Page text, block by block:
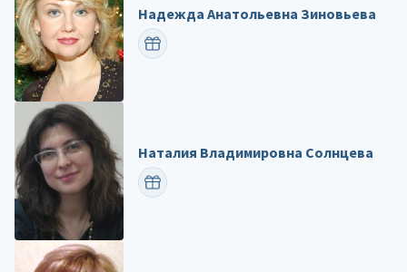
Надежда Анатольевна Зиновьева
ПОЗДРАВИТЬ
Наталия Владимировна Солнцева
ПОЗДРАВИТЬ